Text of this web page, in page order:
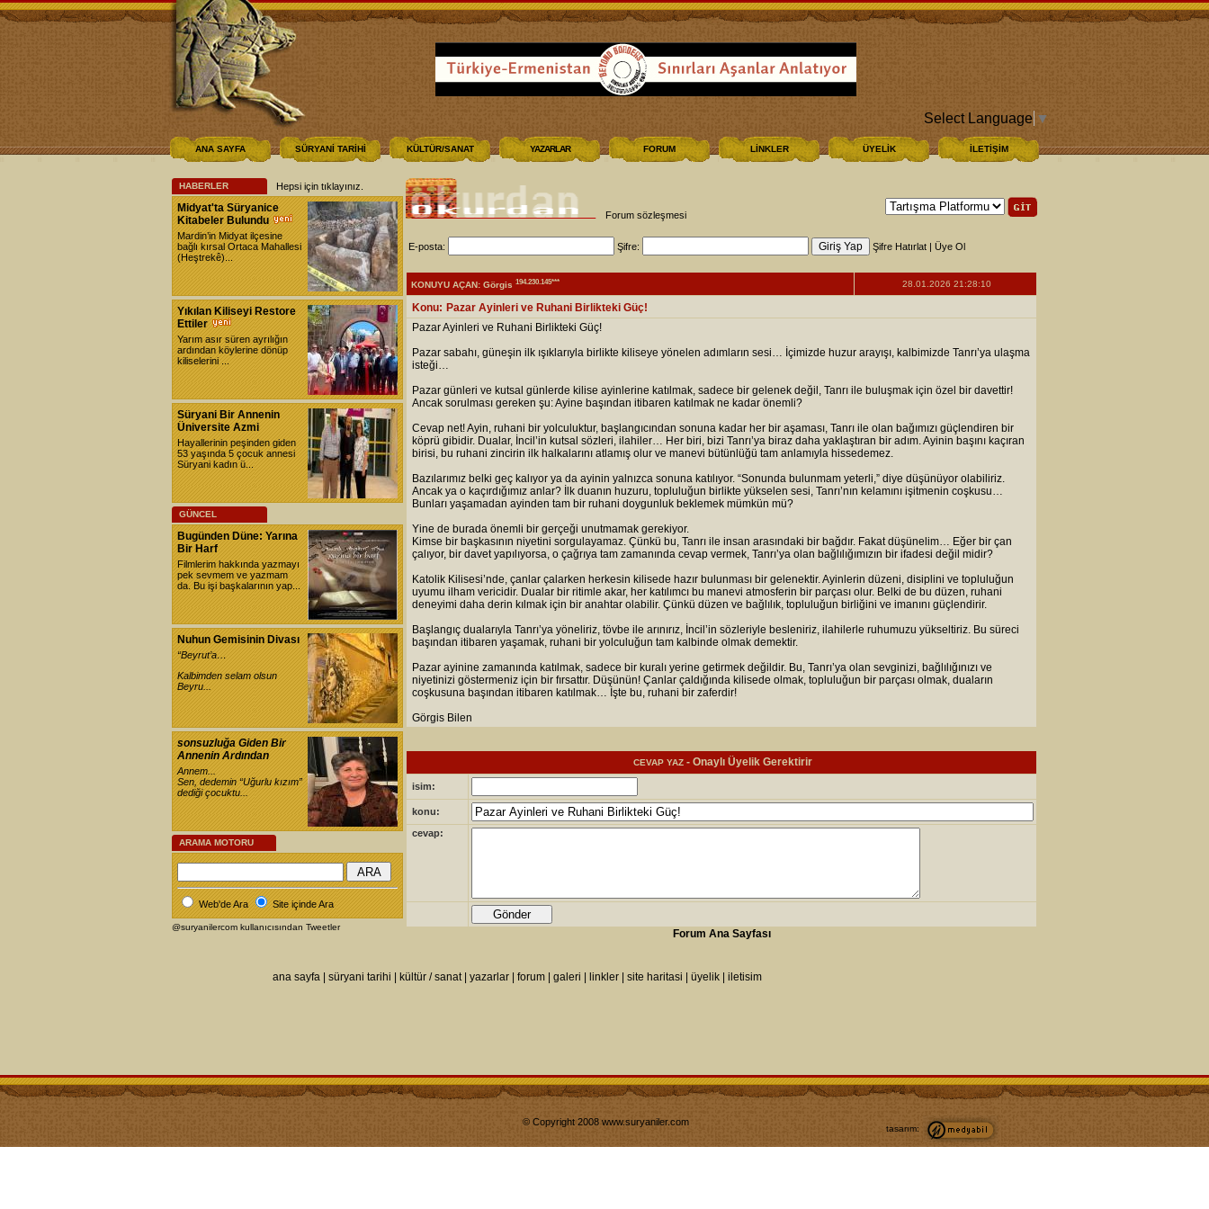
Select Language ▼
ANA SAYFA SÜRYANİ TARİHİ KÜLTÜR/SANAT YAZARLAR FORUM LİNKLER ÜYELİK İLETİŞİM
HABERLER Hepsi için tıklayınız
Midyat'ta Süryanice
Kitabeler Bulundu
Mardin’in Midyat ilçesine
bağlı kırsal Ortaca Mahallesi
(Heştrekê)...
Yıkılan Kiliseyi Restore
Ettiler
Yarım asır süren ayrılığın
ardından köylerine dönüp
kiliselerini ...
Süryani Bir Annenin
Üniversite Azmi
Hayallerinin peşinden giden
53 yaşında 5 çocuk annesi
Süryani kadın ü...
GÜNCEL
Bugünden Düne: Yarına
Bir Harf
Filmlerim hakkında yazmayı
pek sevmem ve yazmam
da. Bu işi başkalarının yap...
Nuhun Gemisinin Divası
“Beyrut’a…
Kalbimden selam olsun
Beyru...
sonsuzluğa Giden Bir
Annenin Ardından
Annem...
Sen, dedemin “Uğurlu kızım”
dediği çocuktu...
ARAMA MOTORU
Web'de Ara Site içinde Ara
@suryanilercom kullanıcısından Tweetler
Forum sözleşmesi
E-posta: Şifre: Şifre Hatırlat | Üye Ol
KONUYU AÇAN: Görgis 194.230.145*** 28.01.2026 21:28:10
Konu: Pazar Ayinleri ve Ruhani Birlikteki Güç!
Pazar Ayinleri ve Ruhani Birlikteki Güç!
Pazar sabahı, güneşin ilk ışıklarıyla birlikte kiliseye yönelen adımların sesi… İçimizde huzur arayışı, kalbimizde Tanrı’ya ulaşma
isteği…
Pazar günleri ve kutsal günlerde kilise ayinlerine katılmak, sadece bir gelenek değil, Tanrı ile buluşmak için özel bir davettir!
Ancak sorulması gereken şu: Ayine başından itibaren katılmak ne kadar önemli?
Cevap net! Ayin, ruhani bir yolculuktur, başlangıcından sonuna kadar her bir aşaması, Tanrı ile olan bağımızı güçlendiren bir
köprü gibidir. Dualar, İncil’in kutsal sözleri, ilahiler… Her biri, bizi Tanrı’ya biraz daha yaklaştıran bir adım. Ayinin başını kaçıran
birisi, bu ruhani zincirin ilk halkalarını atlamış olur ve manevi bütünlüğü tam anlamıyla hissedemez.
Bazılarımız belki geç kalıyor ya da ayinin yalnızca sonuna katılıyor. “Sonunda bulunmam yeterli,” diye düşünüyor olabiliriz.
Ancak ya o kaçırdığımız anlar? İlk duanın huzuru, topluluğun birlikte yükselen sesi, Tanrı’nın kelamını işitmenin coşkusu…
Bunları yaşamadan ayinden tam bir ruhani doygunluk beklemek mümkün mü?
Yine de burada önemli bir gerçeği unutmamak gerekiyor.
Kimse bir başkasının niyetini sorgulayamaz. Çünkü bu, Tanrı ile insan arasındaki bir bağdır. Fakat düşünelim… Eğer bir çan
çalıyor, bir davet yapılıyorsa, o çağrıya tam zamanında cevap vermek, Tanrı’ya olan bağlılığımızın bir ifadesi değil midir?
Katolik Kilisesi’nde, çanlar çalarken herkesin kilisede hazır bulunması bir gelenektir. Ayinlerin düzeni, disiplini ve topluluğun
uyumu ilham vericidir. Dualar bir ritimle akar, her katılımcı bu manevi atmosferin bir parçası olur. Belki de bu düzen, ruhani
deneyimi daha derin kılmak için bir anahtar olabilir. Çünkü düzen ve bağlılık, topluluğun birliğini ve imanını güçlendirir.
Başlangıç dualarıyla Tanrı’ya yöneliriz, tövbe ile arınırız, İncil’in sözleriyle besleniriz, ilahilerle ruhumuzu yükseltiriz. Bu süreci
başından itibaren yaşamak, ruhani bir yolculuğun tam kalbinde olmak demektir.
Pazar ayinine zamanında katılmak, sadece bir kuralı yerine getirmek değildir. Bu, Tanrı’ya olan sevginizi, bağlılığınızı ve
niyetinizi göstermeniz için bir fırsattır. Düşünün! Çanlar çaldığında kilisede olmak, topluluğun bir parçası olmak, duaların
coşkusuna başından itibaren katılmak… İşte bu, ruhani bir zaferdir!
Görgis Bilen
CEVAP YAZ - Onaylı Üyelik Gerektirir
isim:
konu:
cevap:
Forum Ana Sayfası
ana sayfa süryani tarihi kültür / sanat| yazarlar forum galeri linkler site haritasi üyelik iletisim
© Copyright 2008 www.suryaniler.com
tasarım: